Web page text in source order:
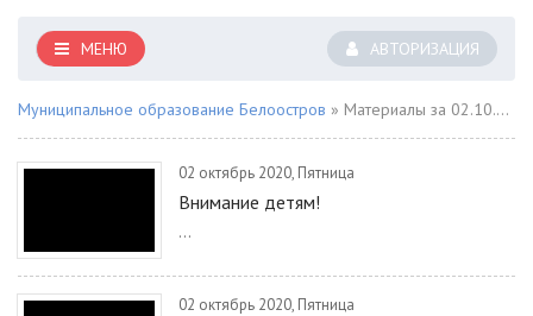
АВТОРИЗАЦИЯ
МЕНЮ
Муниципальное образование Белоостров » Материалы за 02.10.2020
02 октябрь 2020, Пятница
Внимание детям!
...
02 октябрь 2020, Пятница